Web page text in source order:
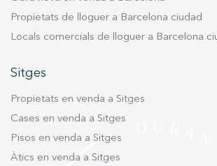
lluminositat a les estances fent que
mar tinguin gran part del protagonisme.
vistes al mar, fustes naturals i fibres
dominen tant els mobles com els
acabar la planta baixa de la casa,
cuina, la qual està totalment
totes les comoditats necessàries. A la primera
Propietats de lloguer a Barcelona ciudad
Locals comercials de lloguer a Barcelona
Sitges
Propietats en venda a Sitges
Cases en venda a Sitges
Pisos en venda a Sitges
Àtics en venda a Sitges